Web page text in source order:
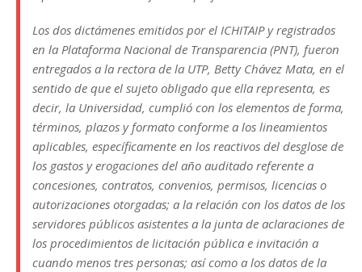
Los dos dictámenes emitidos por el ICHITAIP y registrados
en la Plataforma Nacional de Transparencia (PNT), fueron
entregados a la rectora de la UTP, Betty Chávez Mata, en el
sentido de que el sujeto obligado que ella representa, es
decir, la Universidad, cumplió con los elementos de forma,
términos, plazos y formato conforme a los lineamientos
aplicables, específicamente en los reactivos del desglose de
los gastos y erogaciones del año auditado referente a
concesiones, contratos, convenios, permisos, licencias o
autorizaciones otorgadas; a la relación con los datos de los
servidores públicos asistentes a la junta de aclaraciones de
los procedimientos de licitación pública e invitación a
cuando menos tres personas; así como a los datos de la